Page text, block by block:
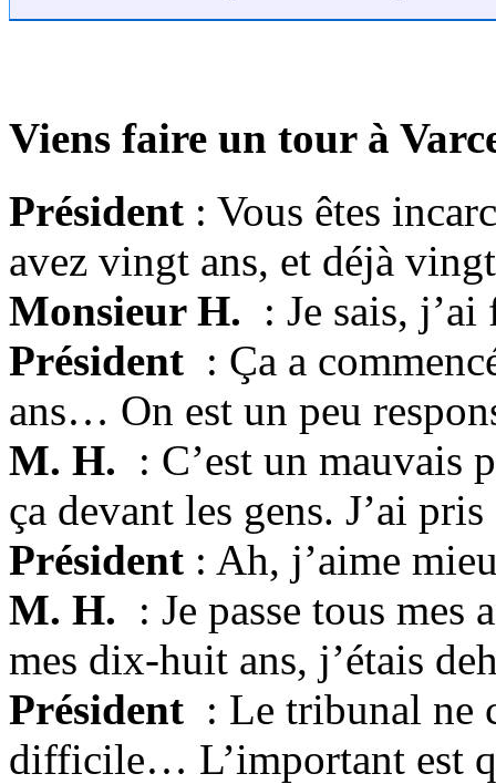
Viens faire un tour à
Président : Vous êtes
avez vingt ans, et déjà
Monsieur H. : Je sais,
Président : Ça a
ans… On est un peu
M. H. : C’est un mauvais
ça devant les gens. J’ai
Président : Ah, j’aime
M. H. : Je passe tous
mes dix-huit ans, j’étais
Président : Le tribunal ne
difficile… L’important est